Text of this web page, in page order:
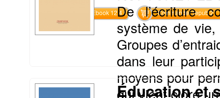
Commander l'Ebook 12.4 € Commander l'epub 2
De l’écriture
système de
Groupes
dans leur
moyens pour
qui vient clore
Éducation et